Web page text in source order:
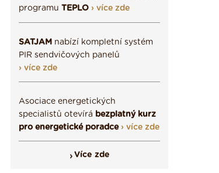
programu TEPLO › více zde
SATJAM nabízí kompletní systém
PIR sendvičových panelů
› více zde
Asociace energetických
specialistů otevírá bezplatný kurz
pro energetické poradce › více zde
Více zde